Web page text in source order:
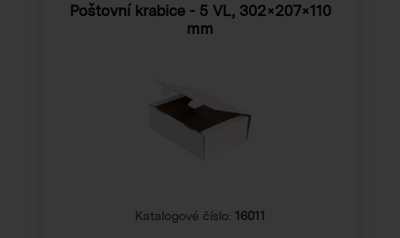
Poštovní krabice - 5 VL, 302×207×110
mm
Katalogové číslo: 16011